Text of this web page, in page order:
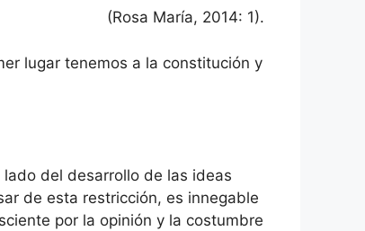
(Rosa María, 2014: 1).
lugar tenemos a la constitución y
del desarrollo de las ideas
de esta restricción, es innegable
por la opinión y la costumbre